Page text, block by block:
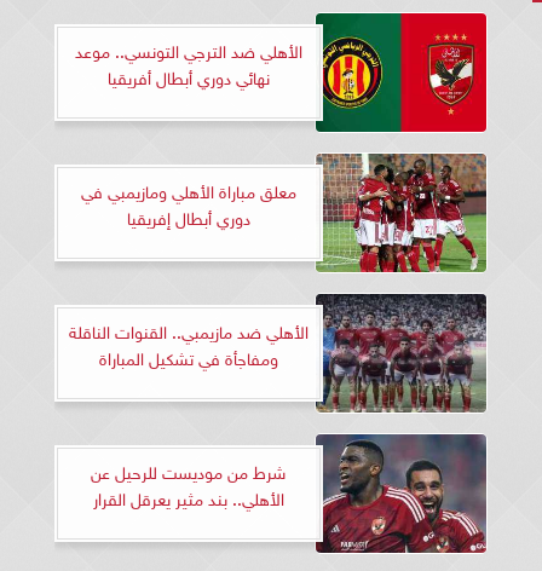
الأهلي ضد الترجي التونسي.. موعد
نهائي دوري أبطال أفريقيا
معلق مباراة الأهلي ومازيمبي في
دوري أبطال إفريقيا
الأهلي ضد مازيمبي.. القنوات الناقلة
ومفاجأة في تشكيل المباراة
شرط من موديست للرحيل عن
الأهلي.. بند مثير يعرقل القرار